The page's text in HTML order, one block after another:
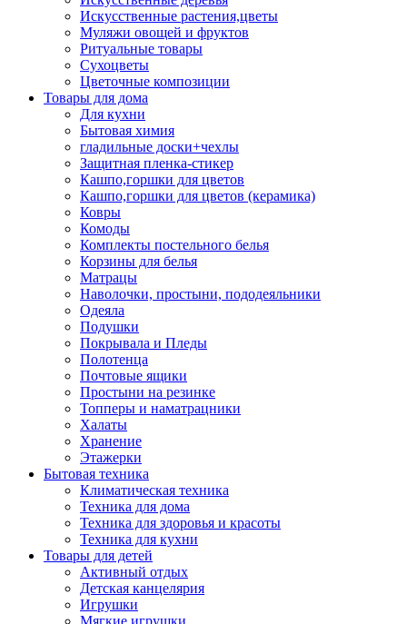
Искусственные растения,цветы
Муляжи овощей и фруктов
Ритуальные товары
Сухоцветы
Цветочные композиции
Товары для дома
Для кухни
Бытовая химия
гладильные доски+чехлы
Защитная пленка-стикер
Кашпо,горшки для цветов
Кашпо,горшки для цветов (керамика)
Ковры
Комоды
Комплекты постельного белья
Корзины для белья
Матрацы
Наволочки, простыни, пододеяльники
Одеяла
Подушки
Покрывала и Пледы
Полотенца
Почтовые ящики
Простыни на резинке
Топперы и наматрацники
Халаты
Хранение
Этажерки
Бытовая техника
Климатическая техника
Техника для дома
Техника для здоровья и красоты
Техника для кухни
Товары для детей
Активный отдых
Детская канцелярия
Игрушки
Мягкие игрушки